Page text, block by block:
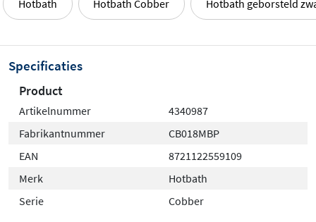
Waterbesparend en duurzaam
Met eenvolumestroomklasse Z(4,2 tot 6,9 liter per
minuut) draagt deze kraan bij aan bewust watergebruik.
De eengreeps mengkraan is eenvoudig aan te sluiten op
standaard 3/8" waterleidingen en biedt directe controle
slimme keuze voor wie kwaliteit, design en
duurzaamheid belangrijk vindt.
Hotbath Hotbath Cobber Hotbath geborsteld
Specificaties
Product
Artikelnummer
4340987
Fabrikantnummer
CB018MBP
EAN
8721122559109
Merk
Hotbath
Serie
Cobber